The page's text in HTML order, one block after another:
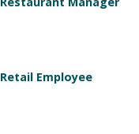
Retail Employee